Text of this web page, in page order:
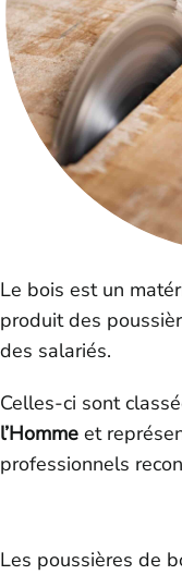
Le bois est un
produit des
des salariés.
Celles-ci sont
l’Homme et
professionnels
Les poussières de